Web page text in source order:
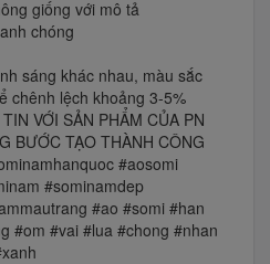
giống với mô tả
chóng
sáng khác nhau, màu sắc
chênh lệch khoảng 3-5%
VỚI SẢN PHẨM CỦA PN
BƯỚC TẠO THÀNH CÔNG
#aosomi
#sominamdep
#ao #somi #han
#om #vai #lua #chong #nhan